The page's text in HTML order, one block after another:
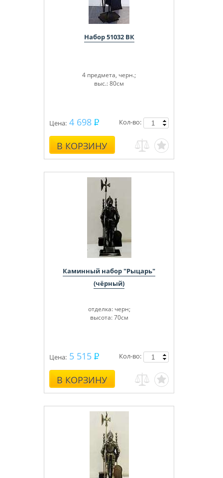
Набор 51032 ВК
4 предмета, черн.;
выс.: 80см
Цена: 4 698
В КОРЗИНУ
Кол-во:
Каминный набор "Рыцарь"
(чёрный)
отделка: черн;
высота: 70см
Цена: 5 515
В КОРЗИНУ
Кол-во: